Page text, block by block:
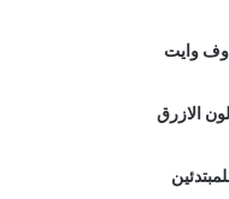
وايت
الازرق